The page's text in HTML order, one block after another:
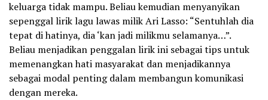
keluarga tidak mampu. Beliau kemudian menyanyikan
sepenggal lirik lagu lawas milik Ari Lasso: “Sentuhlah dia
tepat di hatinya, dia ‘kan jadi milikmu selamanya…”.
Beliau menjadikan penggalan lirik ini sebagai tips untuk
memenangkan hati masyarakat dan menjadikannya
sebagai modal penting dalam membangun komunikasi
dengan mereka.